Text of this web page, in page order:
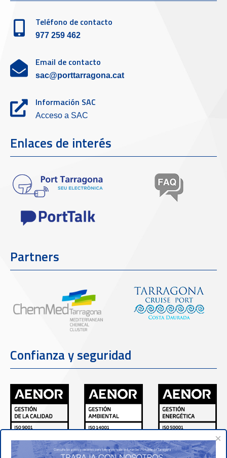
Teléfono de contacto
977 259 462
Email de contacto
sac@porttarragona.cat
Información SAC
Acceso a SAC
Enlaces de interés
Partners
Confianza y seguridad
×